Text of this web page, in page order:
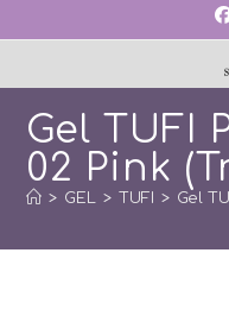
Gel TUFI
02 Pink
> GEL > TUFI > Gel